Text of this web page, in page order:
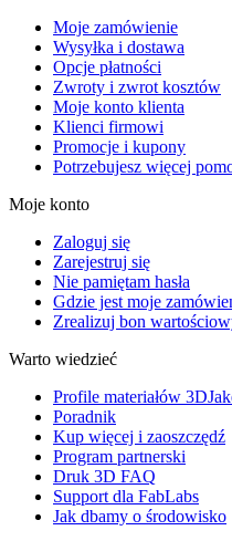
Moje zamówienie
Wysyłka i dostawa
Opcje płatności
Zwroty i zwrot kosztów
Moje konto klienta
Klienci firmowi
Promocje i kupony
Potrzebujesz więcej
Moje konto
Zaloguj się
Zarejestruj się
Nie pamiętam hasła
Gdzie jest moje
Zrealizuj bon
Warto wiedzieć
Profile materiałów
Poradnik
Kup więcej i zaoszczędź
Program partnerski
Druk 3D FAQ
Support dla FabLabs
Jak dbamy o środowisko